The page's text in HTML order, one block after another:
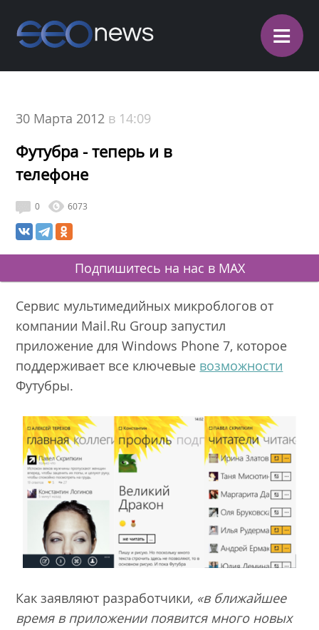
≡
30 Марта 2012 в 14:09
Футубра - теперь и в
телефоне
0 6073
Подпишитесь на нас в MAX
Сервис мультимедийных микроблогов от
компании Mail.Ru Group запустил
приложение для Windows Phone 7, которое
поддерживает все ключевые возможности
Футубры.
Как заявляют разработчики, «в ближайшее
время в приложении появится много новых